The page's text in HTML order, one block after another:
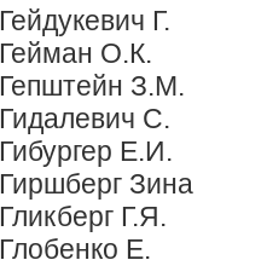
Гейдукевич Г.
Гейман О.К.
Гепштейн З.М.
Гидалевич С.
Гибургер Е.И.
Гиршберг Зина
Гликберг Г.Я.
Глобенко Е.